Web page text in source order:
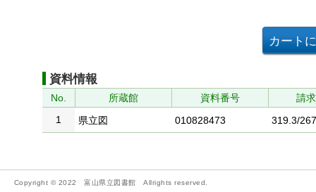
資料情報
No. 所蔵館 資料番号
請
1
県立図 010828473 319.3/
Copyright © 2022 富山県立図書館 Allrights reserved.